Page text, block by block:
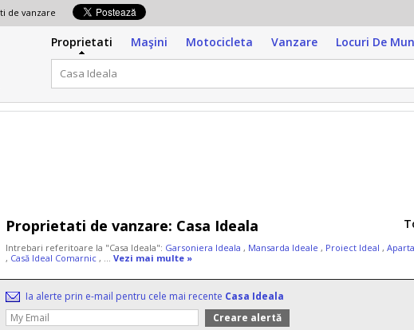
de vanzare
Proprietati Maşini Motocicleta Vanzare Locuri De
Proprietati de vanzare: Casa Ideala
Intrebari referitoare la "Casa Ideala": Garsoniera Ideala , Mansarda Ideale , Proiect Ideal ,
, Casă Ideal Comarnic , ... Vezi mai multe »
Ia alerte prin e-mail pentru cele mai recente Casa Ideala